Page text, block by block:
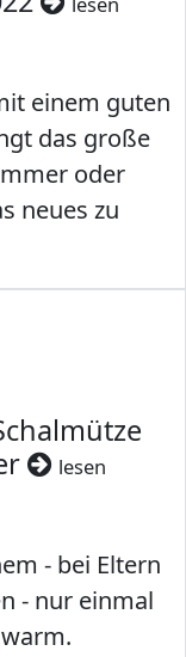
einem guten
das große
oder
neues zu
lesen
- bei Eltern
- nur einmal